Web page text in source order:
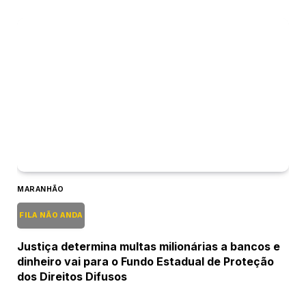
MARANHÃO
FILA NÃO ANDA
Justiça determina multas milionárias a bancos e
dinheiro vai para o Fundo Estadual de Proteção
dos Direitos Difusos